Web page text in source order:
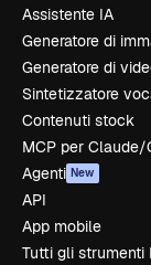
Assistente IA
Generatore di
Generatore di
Sintetizzatore
Contenuti stock
MCP per Claude/
Agenti New
API
App mobile
Tutti gli strumenti